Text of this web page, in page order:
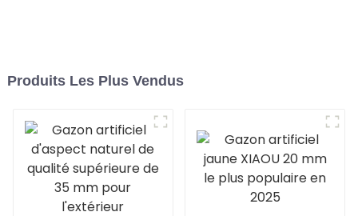
Produits Les Plus Vendus